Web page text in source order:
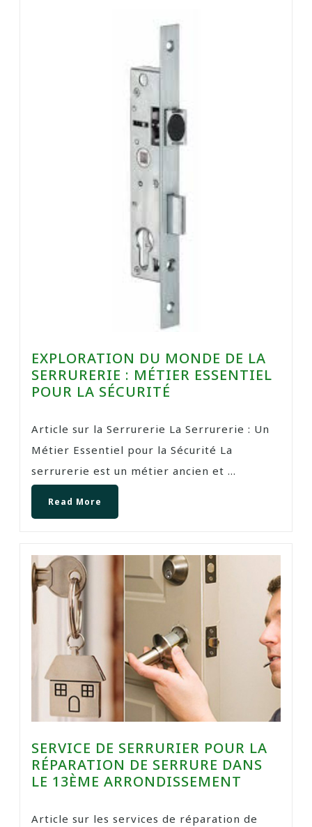
EXPLORATION DU MONDE DE LA
SERRURERIE : MÉTIER ESSENTIEL
POUR LA SÉCURITÉ
Article sur la Serrurerie La Serrurerie : Un
Métier Essentiel pour la Sécurité La
serrurerie est un métier ancien et ...
Read More
SERVICE DE SERRURIER POUR LA
RÉPARATION DE SERRURE DANS
LE 13ÈME ARRONDISSEMENT
Article sur les services de réparation de